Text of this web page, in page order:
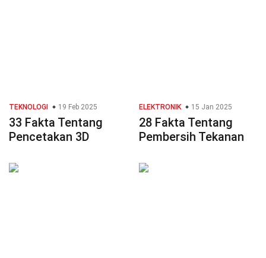
TEKNOLOGI 19 Feb 2025
33 Fakta Tentang
Pencetakan 3D
ELEKTRONIK 15 Jan 2025
28 Fakta Tentang
Pembersih Tekanan